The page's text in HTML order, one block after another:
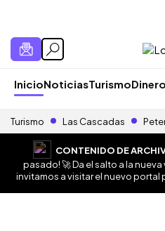
InicioNoticiasTurismo
Turismo Las Cascadas
CONTENIDO DE
pasado! 🚀 Da el salto a la
invitamos a visitar el nuevo